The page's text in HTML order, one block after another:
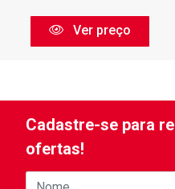
Ver preço
Cadastre-se para
ofertas!